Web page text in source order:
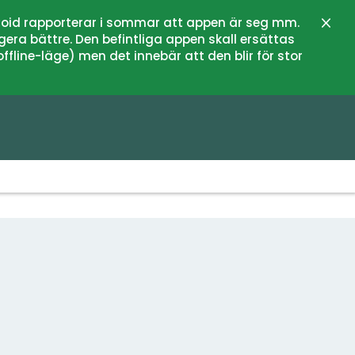
rapporterar i sommar att appen är seg mm.
bättre. Den befintliga appen skall ersättas
läge) men det innebär att den blir för stor